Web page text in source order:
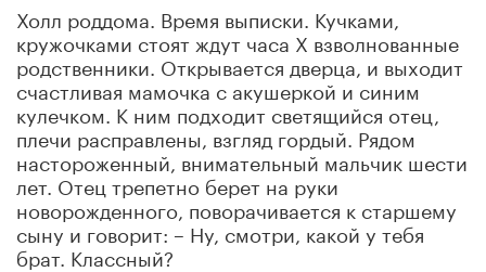
Холл роддома. Время выписки. Кучками,
кружочками стоят ждут часа Х взволнованные
родственники. Открывается дверца, и выходит
счастливая мамочка с акушеркой и синим
кулечком. К ним подходит светящийся отец,
плечи расправлены, взгляд гордый. Рядом
настороженный, внимательный мальчик шести
лет. Отец трепетно берет на руки
новорожденного, поворачивается к старшему
сыну и говорит: – Ну, смотри, какой у тебя
брат. Классный?